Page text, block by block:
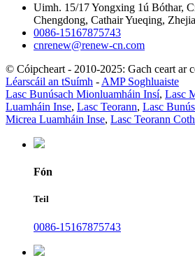
Uimh. 15/17 Yongxing 1ú Bóthar,
Chengdong, Cathair Yueqing,
0086-15167875743
cnrenew@renew-cn.com
© Cóipcheart - 2010-2025: Gach ceart ar
Léarscáil an tSuímh - AMP Soghluaiste
Lasc Bunúsach Mionluamháin Insí, Lasc
Luamháin Inse, Lasc Teorann, Lasc
Micrea Luamháin Inse, Lasc Teorann
Fón
Teil
0086-15167875743